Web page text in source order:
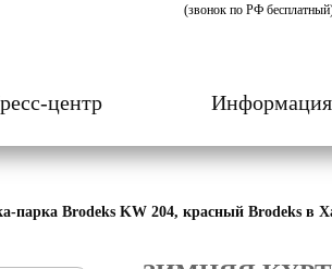
(звонок по РФ
центр Информация
парка Brodeks KW 204, красный Brodeks в